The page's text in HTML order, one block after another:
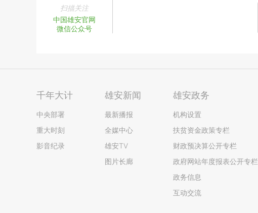
扫描关注
中国雄安官网
微信公众号
千年大计
中央部署
重大时刻
影音纪录
雄安新闻
最新播报
全媒中心
雄安TV
图片长廊
雄安政务
机构设置
扶贫资金政策专栏
财政预决算公开专栏
政府网站年度报表公开专栏
政务信息
互动交流